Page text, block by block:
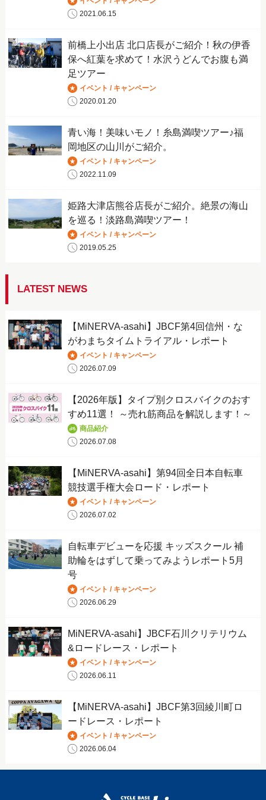
2021.06.15
前橋上小出店 北口店長がご紹介！秋の伊香
保へ紅葉を求めて！水沢うどんでお腹も満
足ツアー
イベント / キャンペーン
2020.01.20
青い海！美味いモノ！糸島満喫ツアー♪福
岡地区の山川がご紹介。
イベント / キャンペーン
2022.11.09
姫路大津店熊谷店長がご紹介。絶景の海山
を巡る！淡路島満喫ツアー！
イベント / キャンペーン
2019.05.25
LATEST NEWS
【MiNERVA-asahi】JBCF第4回信州・な
がわまちタイムトライアル・レポート
イベント / キャンペーン
2026.07.09
【2026年版】タイプ別クロスバイクのおす
すめ11選！ ～売れ筋商品を解説します！～
商品紹介
2026.07.08
【MiNERVA-asahi】第94回全日本自転車
競技選手権大会ロード・レポート
イベント / キャンペーン
2026.07.02
自転車デビューを応援 キッズスクール 補
助輪をはずして乗ってみようレポート5月
号
イベント / キャンペーン
2026.06.29
MiNERVA-asahi】JBCF石川クリテリウム
&ロードレース・レポート
イベント / キャンペーン
2026.06.11
【MiNERVA-asahi】JBCF第3回綾川町ロ
ードレース・レポート
イベント / キャンペーン
2026.06.04